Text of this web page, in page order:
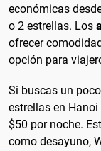
económicas
o 2 estrellas. Los
ofrecer
opción para
Si buscas un
estrellas en
$50 por noche.
como desayuno,